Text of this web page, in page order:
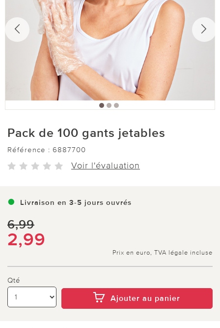
Pack de 100 gants jetables
Référence : 6887700
Voir l'évaluation
Livraison en 3-5 jours ouvrés
6,99
2,99
Prix en euro, TVA légale incluse
Qté
Ajouter au panier